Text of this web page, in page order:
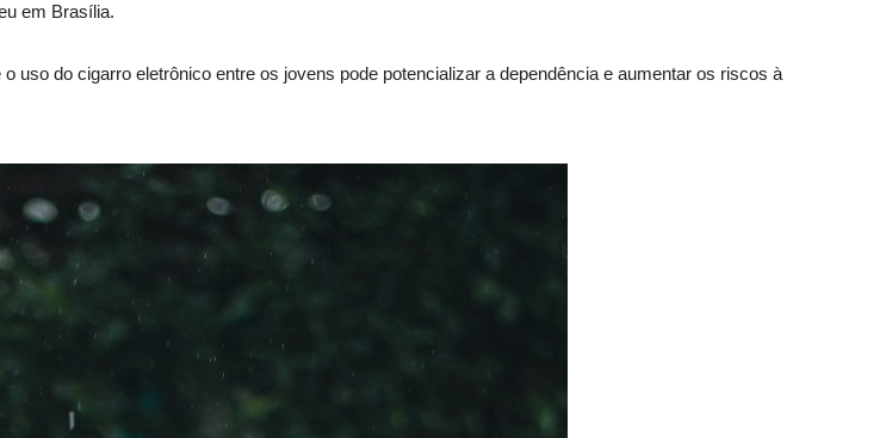
em Brasília.
uso do cigarro eletrônico entre os jovens pode potencializar a dependência e aumentar os riscos à